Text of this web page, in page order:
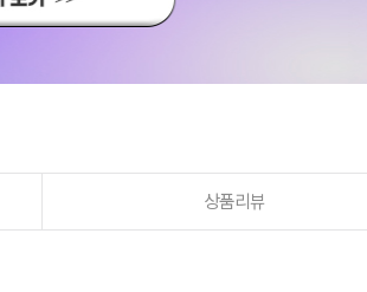
상품리뷰